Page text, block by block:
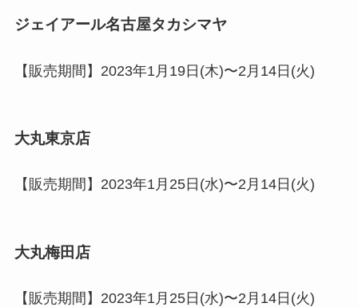
ジェイアール名古屋タカシマヤ
【販売期間】2023年1月19日(木)〜2月14日(火)
大丸東京店
【販売期間】2023年1月25日(水)〜2月14日(火)
大丸梅田店
【販売期間】2023年1月25日(水)〜2月14日(火)